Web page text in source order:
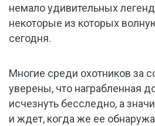
немало удивительных
некоторые из которых
сегодня.
Многие среди охотников за
уверены, что награбленная
исчезнуть бесследно, а
и ждет, когда же ее